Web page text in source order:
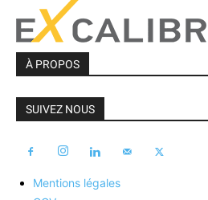
À PROPOS
SUIVEZ NOUS
Mentions légales